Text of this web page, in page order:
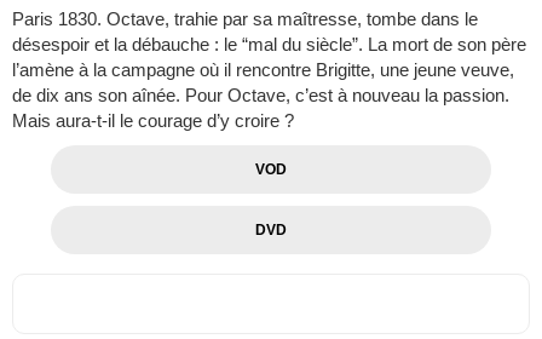
Paris 1830. Octave, trahie par sa maîtresse, tombe dans le
désespoir et la débauche : le “mal du siècle”. La mort de son père
l’amène à la campagne où il rencontre Brigitte, une jeune veuve,
de dix ans son aînée. Pour Octave, c’est à nouveau la passion.
Mais aura-t-il le courage d’y croire ?
VOD
DVD